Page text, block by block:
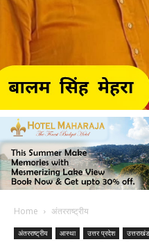
Home अंतरराष्ट्रीय
अंतरराष्ट्रीय आस्था उत्तर प्रदेश उत्तराखंड